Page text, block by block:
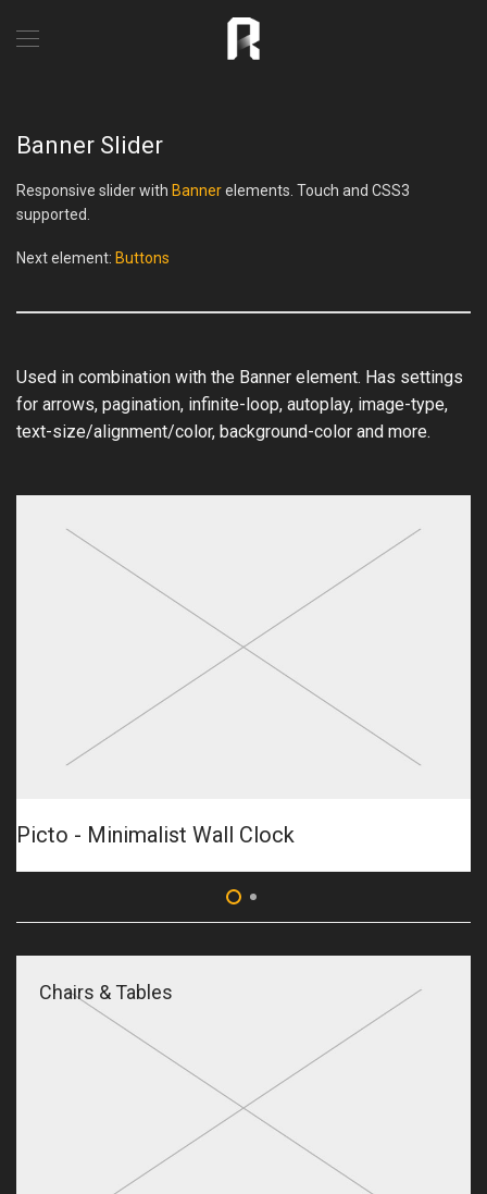
Banner Slider
Responsive slider with Bannerelements. Touch and CSS3
supported.
Next element: Buttons
Used in combination with the Banner element. Has settings
for arrows, pagination, infinite-loop, autoplay, image-type,
text-size/alignment/color, background-color and more.
Picto - Minimalist Wall Clock
Chairs & Tables